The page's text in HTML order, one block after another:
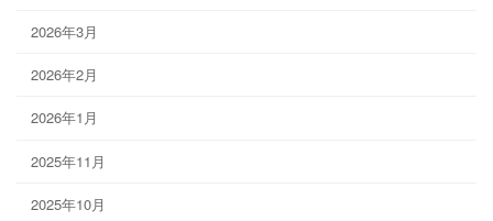
2026年3月
2026年2月
2026年1月
2025年11月
2025年10月